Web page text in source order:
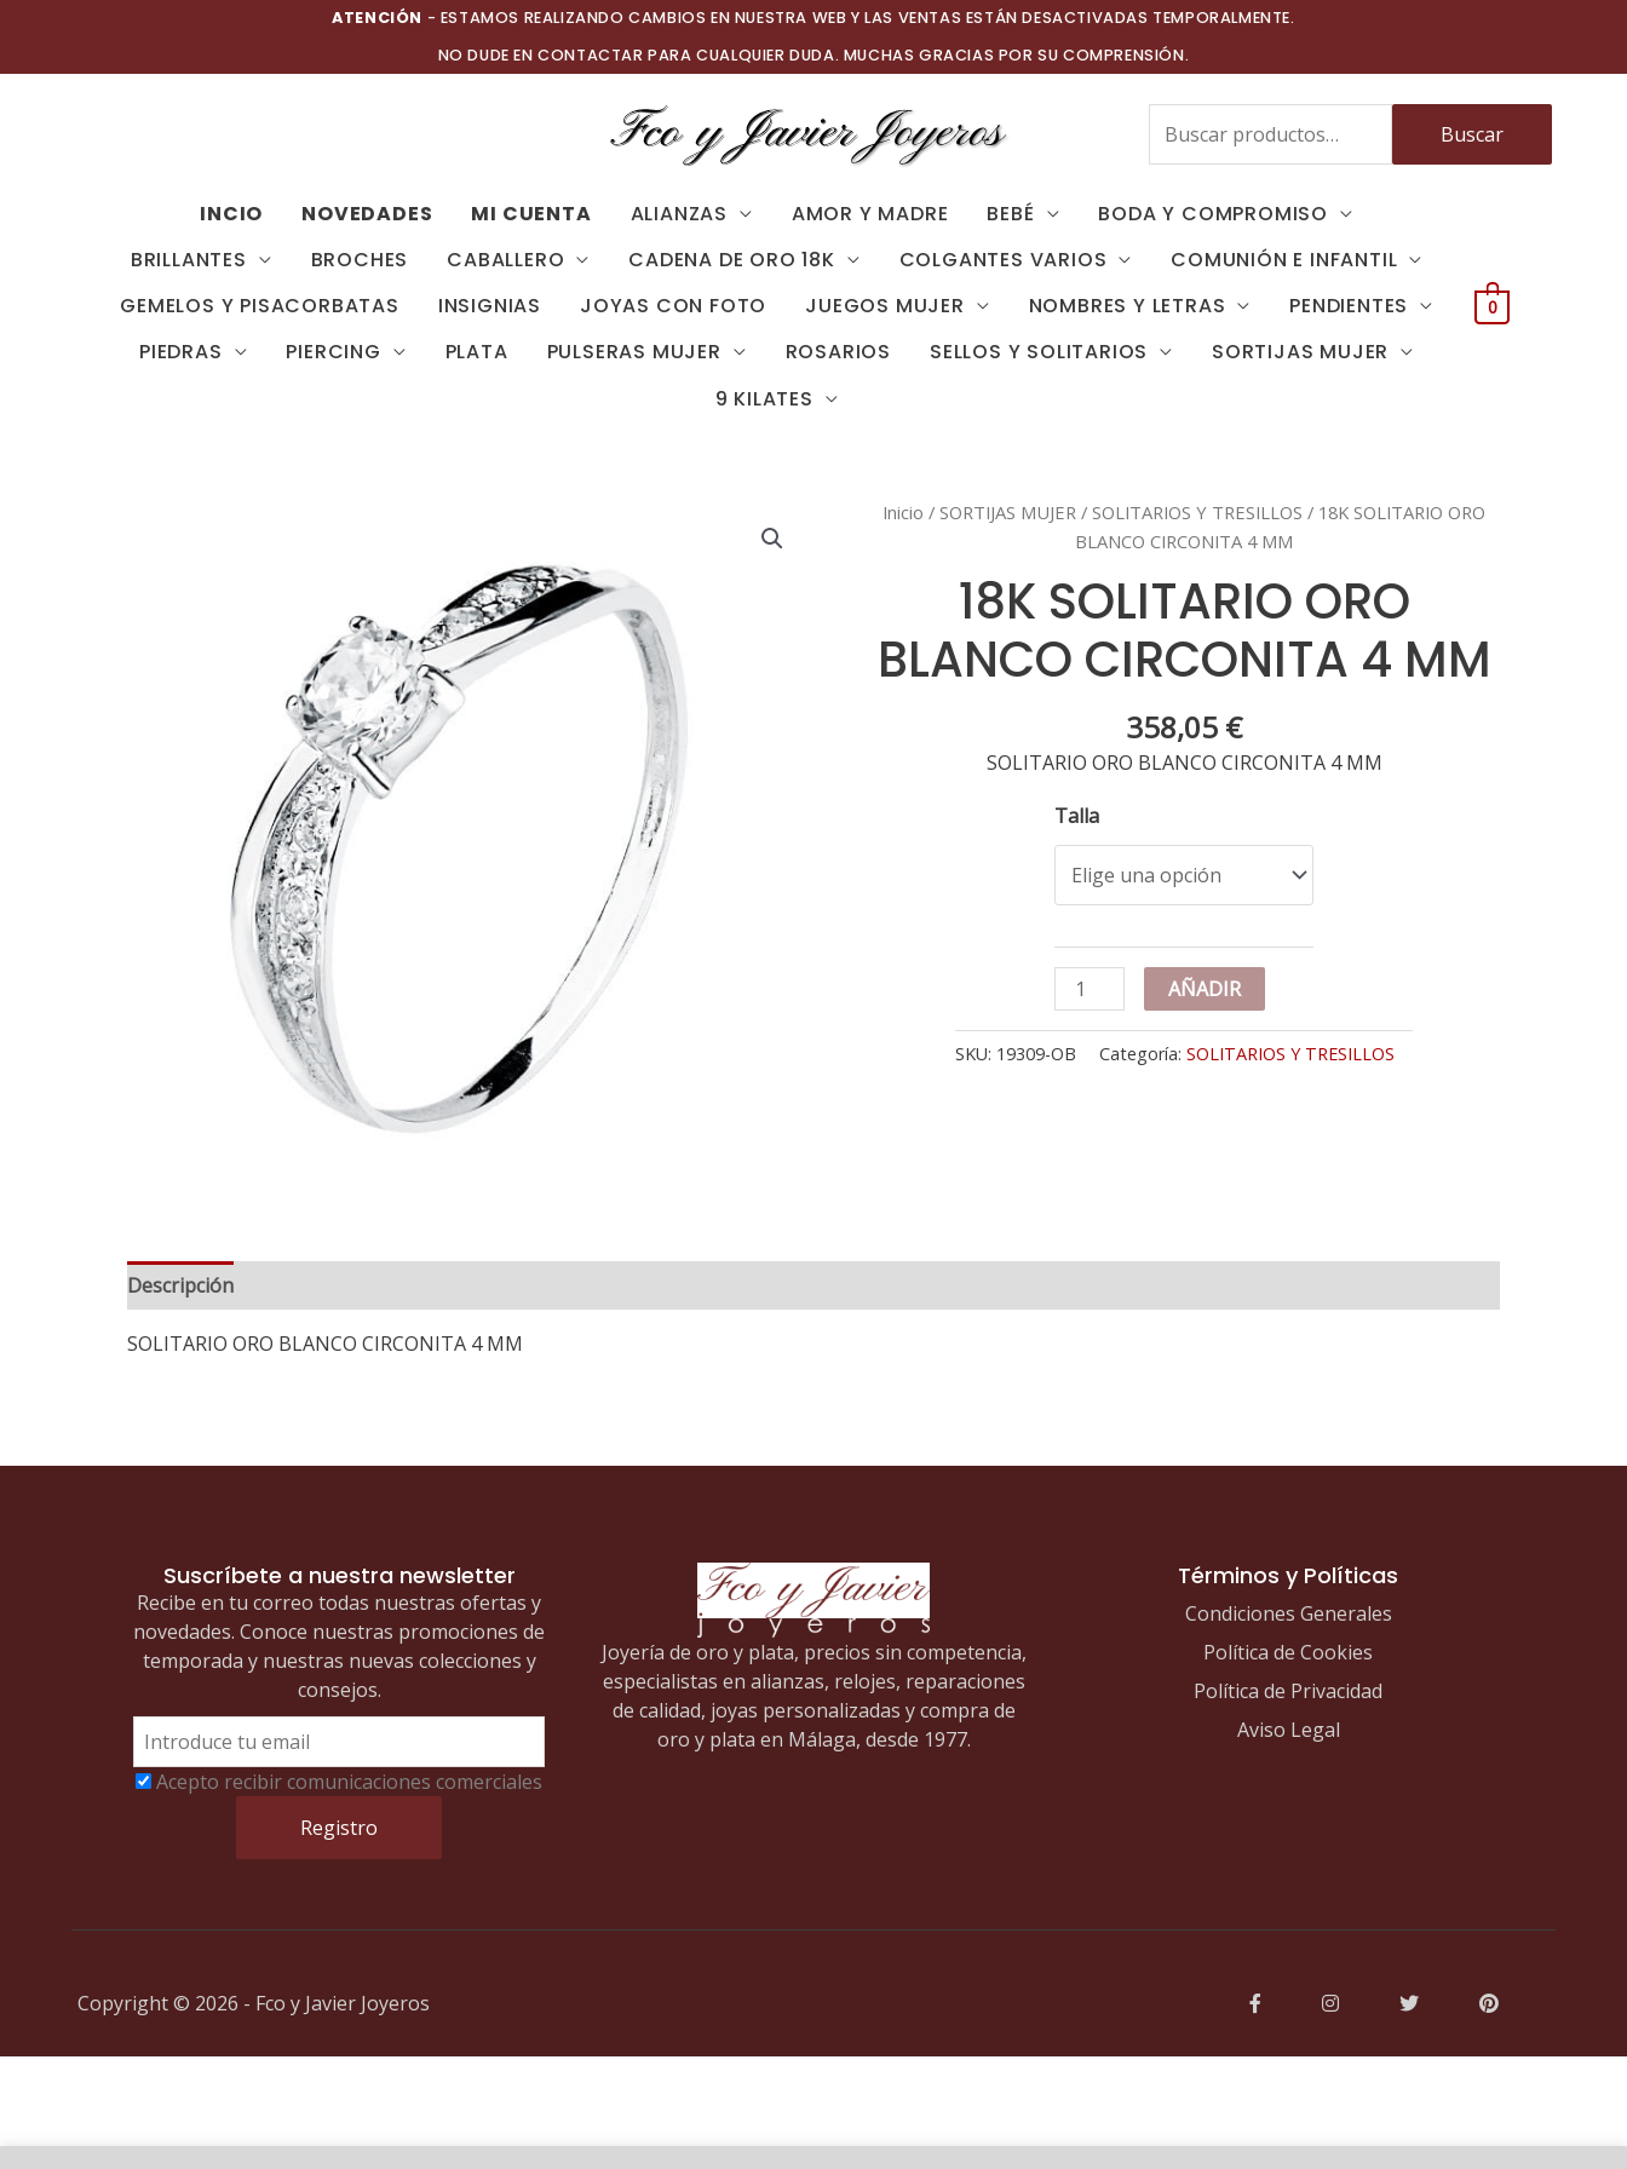
contenido
ATENCIÓN - ESTAMOS REALIZANDO CAMBIOS EN NUESTRA WEB Y LAS VENTAS ESTÁN DESACTIVADAS TEMPORALMENTE.
NO DUDE EN CONTACTAR PARA CUALQUIER DUDA. MUCHAS GRACIAS POR SU COMPRENSIÓN.
Buscar
por:
Buscar
INCIO NOVEDADES MI CUENTA ALIANZAS AMOR Y MADRE BEBÉ
BODA Y COMPROMISO
BRILLANTES
BROCHES CABALLERO CADENA DE ORO 18K COLGANTES VARIOS
COMUNIÓN E INFANTIL
GEMELOS Y PISACORBATAS
INSIGNIAS JOYAS CON FOTO JUEGOS MUJER NOMBRES Y LETRAS
PENDIENTES
PIEDRAS
PIERCING PLATA PULSERAS MUJER ROSARIOS SELLOS Y SOLITARIOS
SORTIJAS MUJER
9 KILATES
0
Inicio / SORTIJAS MUJER / SOLITARIOS Y TRESILLOS / 18K SOLITARIO ORO
BLANCO CIRCONITA 4 MM
18K SOLITARIO ORO
BLANCO CIRCONITA 4 MM
358,05 €
SOLITARIO ORO BLANCO CIRCONITA 4 MM
Talla
18K
SOLITARIO
ORO
BLANCO
AÑADIR
SKU: 19309-OB Categoría:SOLITARIOS Y TRESILLOS
Descripción
SOLITARIO ORO BLANCO CIRCONITA 4 MM
Suscríbete a nuestra newsletter
Recibe en tu correo todas nuestras ofertas y
novedades. Conoce nuestras promociones de
temporada y nuestras nuevas colecciones y
consejos.
Acepto recibir comunicaciones comerciales
Joyería de oro y plata, precios sin competencia,
especialistas en alianzas, relojes, reparaciones
de calidad, joyas personalizadas y compra de
oro y plata en Málaga, desde 1977.
Términos y Políticas
Condiciones Generales
Política de Cookies
Política de Privacidad
Aviso Legal
Copyright © 2026 - Fco y Javier Joyeros